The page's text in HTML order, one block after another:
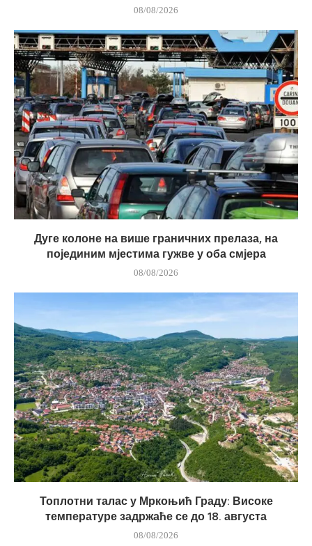
08/08/2026
Дуге колоне на више граничних прелаза, на
појединим мјестима гужве у оба смјера
08/08/2026
Топлотни талас у Мркоњић Граду: Високе
температуре задржаће се до 18. августа
08/08/2026